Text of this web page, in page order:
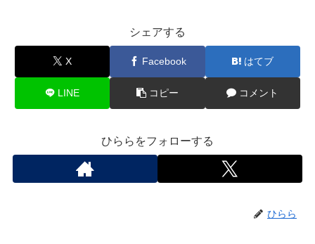
シェアする
X Facebook はてブ
LINE コピー コメント
ひららをフォローする
ひらら